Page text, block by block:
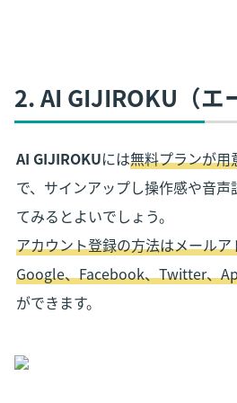
2. AI GIJIROKU（エ
AI GIJIROKUには無料プランが用
で、サインアップし操作感や音
アカウント登録の方法はメールア
Google、Facebook、Twitter、
ができます。